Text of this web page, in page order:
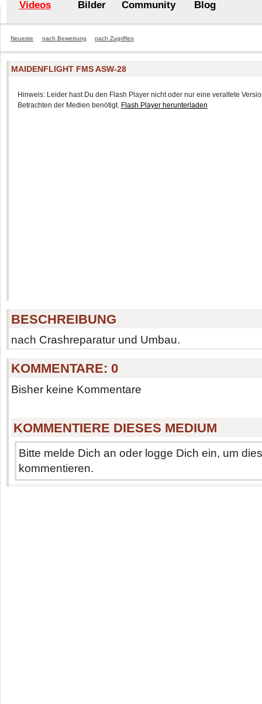
Videos Bilder Community Blog
Neueste nach Bewertung nach Zugriffen
MAIDENFLIGHT FMS ASW-28
Hinweis: Leider hast Du den Flash Player nicht oder nur eine veraltete
Betrachten der Medien benötigt. Flash Player herunterladen
BESCHREIBUNG
nach Crashreparatur und Umbau.
KOMMENTARE:0
Bisher keine Kommentare
KOMMENTIERE DIESES MEDIUM
Bitte melde Dich an oder logge Dich ein, um
kommentieren.